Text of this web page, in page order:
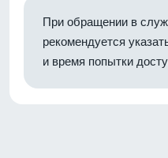
При обращении в
рекомендуется
и время попытки